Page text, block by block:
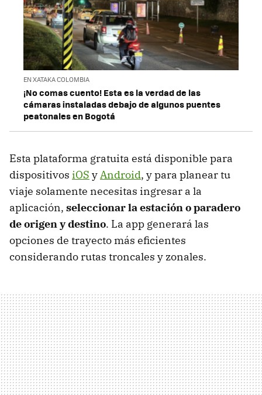
EN XATAKA COLOMBIA
¡No comas cuento! Esta es la verdad de las
cámaras instaladas debajo de algunos puentes
peatonales en Bogotá
Esta plataforma gratuita está disponible para
dispositivos iOS yAndroid, y para planear tu
viaje solamente necesitas ingresar a la
aplicación, seleccionar la estación o paradero
de origen y destino. La app generará las
opciones de trayecto más eficientes
considerando rutas troncales y zonales.